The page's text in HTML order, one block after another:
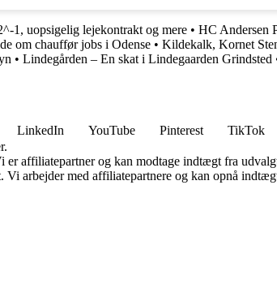
1, uopsigelig lejekontrakt og mere • HC Andersen
om chauffør jobs i Odense • Kildekalk, Kornet
• Lindegården – En skat i Lindegaarden Grindsted
LinkedIn YouTube Pinterest TikTok
affiliatepartner og kan modtage indtægt fra
Vi arbejder med affiliatepartnere og kan opnå